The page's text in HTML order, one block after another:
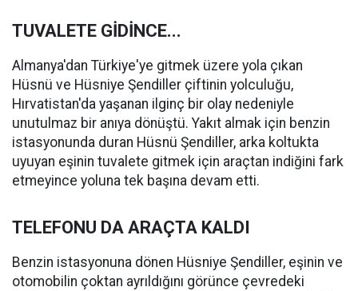
TUVALETE GİDİNCE...
Almanya'dan Türkiye'ye gitmek üzere yola çıkan
Hüsnü ve Hüsniye Şendiller çiftinin yolculuğu,
Hırvatistan'da yaşanan ilginç bir olay nedeniyle
unutulmaz bir anıya dönüştü. Yakıt almak için benzin
istasyonunda duran Hüsnü Şendiller, arka koltukta
uyuyan eşinin tuvalete gitmek için araçtan indiğini fark
etmeyince yoluna tek başına devam etti.
TELEFONU DA ARAÇTA KALDI
Benzin istasyonuna dönen Hüsniye Şendiller, eşinin ve
otomobilin çoktan ayrıldığını görünce çevredeki